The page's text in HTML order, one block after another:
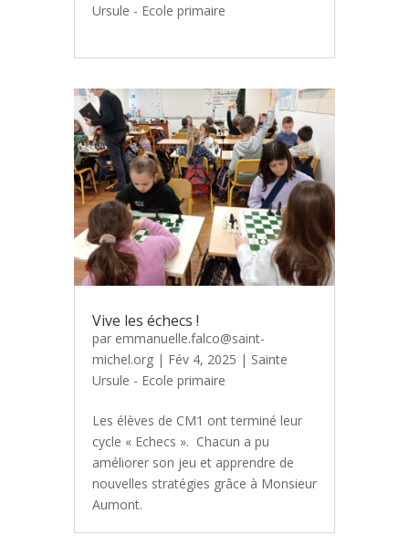
Ursule - Ecole primaire
Vive les échecs !
par emmanuelle.falco@saint-
michel.org| Fév 4, 2025 | Sainte
Ursule - Ecole primaire
Les élèves de CM1 ont terminé leur
cycle « Echecs ». Chacun a pu
améliorer son jeu et apprendre de
nouvelles stratégies grâce à Monsieur
Aumont.